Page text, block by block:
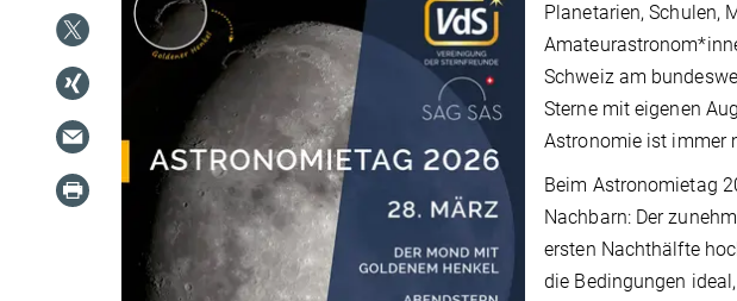
Planetarien, Schulen,
Schweiz am
Sterne mit eigenen
Astronomie ist immer
Beim Astronomietag
Nachbarn: Der
ersten Nachthälfte
die Bedingungen